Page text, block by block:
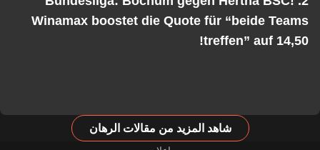
Winamax boostet die Quote für “beide Teams
treffen” auf 14,50!
شاهد المزيد من مقالات الرهان